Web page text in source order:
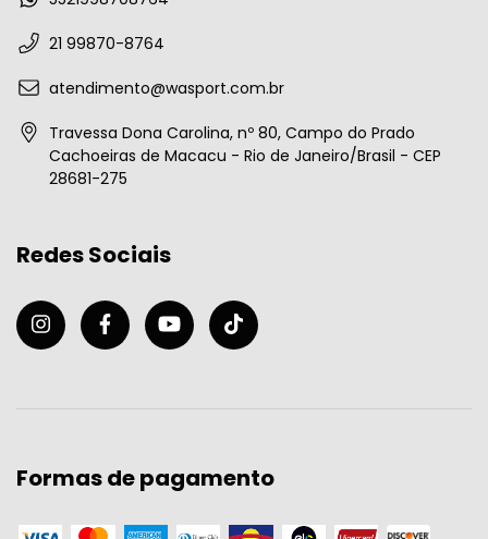
21 99870-8764
atendimento@wasport.com.br
Travessa Dona Carolina, nº 80, Campo do Prado
Cachoeiras de Macacu - Rio de Janeiro/Brasil - CEP
28681-275
Redes Sociais
Formas de pagamento